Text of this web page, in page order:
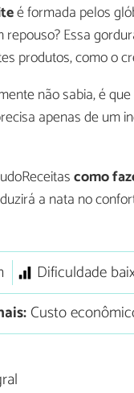
é formada pelos
Essa
produtos, como o
não sabia, é
apenas de um
como
a nata no
Dificuldade
Custo